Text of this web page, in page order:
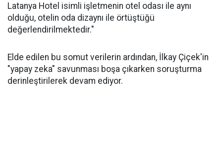
Latanya Hotel isimli işletmenin otel odası ile aynı
olduğu, otelin oda dizaynı ile örtüştüğü
değerlendirilmektedir."
Elde edilen bu somut verilerin ardından, İlkay Çiçek'in
"yapay zeka" savunması boşa çıkarken soruşturma
derinleştirilerek devam ediyor.